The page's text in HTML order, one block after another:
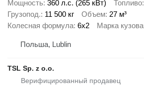
Мощность 360 л.с. (265 кВт) Топливо
Грузопод. 11 500 кг Объем 27 м³
Колесная формула 6x2 Марка кузова
Польша, Lublin
TSL Sp. z o.o.